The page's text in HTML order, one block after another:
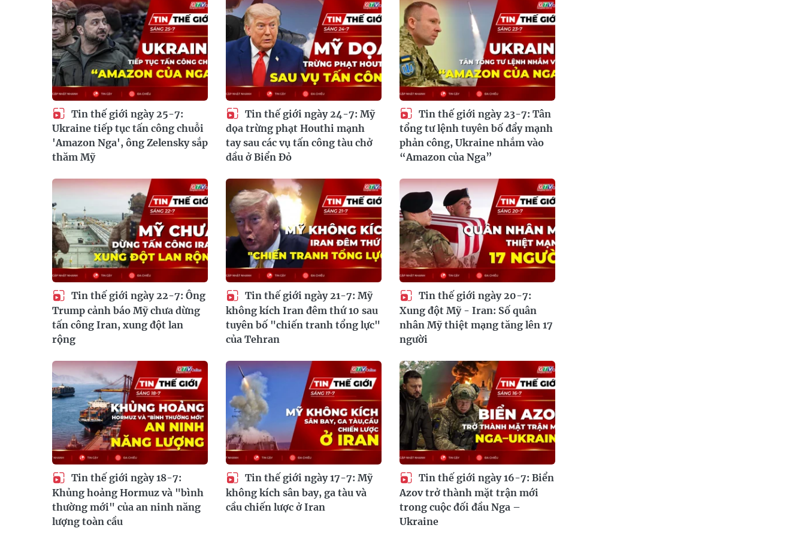
Tin thế giới ngày 25-7:
Ukraine tiếp tục tấn công chuỗi
'Amazon Nga', ông Zelensky sắp
thăm Mỹ
Tin thế giới ngày 24-7: Mỹ
dọa trừng phạt Houthi mạnh
tay sau các vụ tấn công tàu chở
dầu ở Biển Đỏ
Tin thế giới ngày 23-7: Tân
tổng tư lệnh tuyên bố đẩy mạnh
phản công, Ukraine nhắm vào
“Amazon của Nga”
Tin thế giới ngày 22-7: Ông
Trump cảnh báo Mỹ chưa dừng
tấn công Iran, xung đột lan
rộng
Tin thế giới ngày 21-7: Mỹ
không kích Iran đêm thứ 10 sau
tuyên bố "chiến tranh tổng lực"
của Tehran
Tin thế giới ngày 20-7:
Xung đột Mỹ - Iran: Số quân
nhân Mỹ thiệt mạng tăng lên 17
người
Tin thế giới ngày 18-7:
Khủng hoảng Hormuz và "bình
thường mới" của an ninh năng
lượng toàn cầu
Tin thế giới ngày 17-7: Mỹ
không kích sân bay, ga tàu và
cầu chiến lược ở Iran
Tin thế giới ngày 16-7: Biển
Azov trở thành mặt trận mới
trong cuộc đối đầu Nga –
Ukraine